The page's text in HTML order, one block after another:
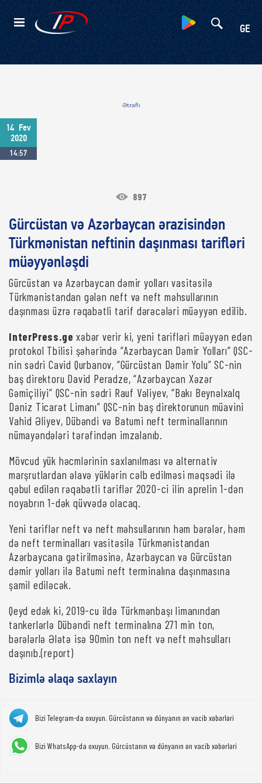
GE
Kateqoriyalar
Ətraflı
14
Fev
2020
14:57
897
Gürcüstan və Azərbaycan ərazisindən
Türkmənistan neftinin daşınması tarifləri
müəyyənləşdi
Gürcüstan və Azərbaycan dəmir yolları vasitəsilə
Türkmənistandan gələn neft və neft məhsullarının
daşınması üzrə rəqabətli tarif dərəcələri müəyyən edilib.
InterPress.ge xəbər verir ki, yeni tarifləri müəyyən edən
protokol Tbilisi şəhərində “Azərbaycan Dəmir Yolları” QSC-
nin sədri Cavid Qurbanov, “Gürcüstan Dəmir Yolu” SC-nin
baş direktoru David Peradze, “Azərbaycan Xəzər
Gəmiçiliyi” QSC-nin sədri Rauf Vəliyev, “Bakı Beynəlxalq
Dəniz Ticarət Limanı” QSC-nin baş direktorunun müavini
Vahid Əliyev, Dübəndi və Batumi neft terminallarının
nümayəndələri tərəfindən imzalanıb.
Mövcud yük həcmlərinin saxlanılması və alternativ
marşrutlardan əlavə yüklərin cəlb edilməsi məqsədi ilə
qəbul edilən rəqabətli tariflər 2020-ci ilin aprelin 1-dən
noyabrın 1-dək qüvvədə olacaq.
Yeni tariflər neft və neft məhsullarının həm bərələr, həm
də neft terminalları vasitəsilə Türkmənistandan
Azərbaycana gətirilməsinə, Azərbaycan və Gürcüstan
dəmir yolları ilə Batumi neft terminalına daşınmasına
şamil ediləcək.
Qeyd edək ki, 2019-cu ildə Türkmənbaşı limanından
tankerlərlə Dübəndi neft terminalına 271 min ton,
bərələrlə Ələtə isə 90min ton neft və neft məhsulları
daşınıb.(report)
Bizimlə əlaqə saxlayın
Bizi Telegram-da oxuyun. Gürcüstanın və dünyanın ən vacib xəbərləri
Bizi WhatsApp-da oxuyun. Gürcüstanın və dünyanın ən vacib xəbərləri